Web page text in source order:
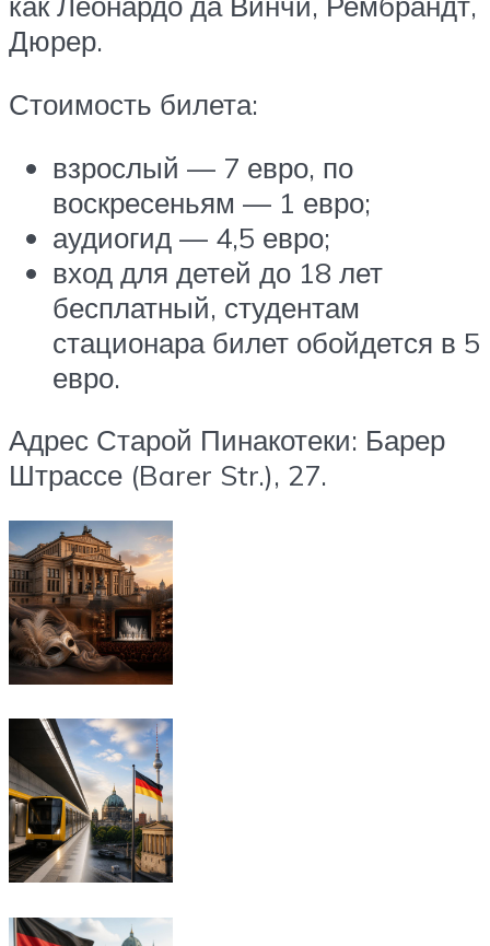
Дюрер.
Стоимость билета:
взрослый — 7 евро, по
воскресеньям — 1 евро;
аудиогид — 4,5 евро;
вход для детей до 18 лет
бесплатный, студентам
стационара билет обойдется в 5
евро.
Адрес Старой Пинакотеки: Барер
Штрассе (Barer Str.), 27.